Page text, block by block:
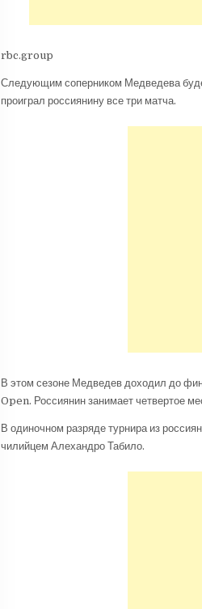
rbc.group
Следующим соперником Медведева
проиграл россиянину все три матча.
В этом сезоне Медведев доходил до
Open. Россиянин занимает четвертое
В одиночном разряде турнира из
чилийцем Алехандро Табило.